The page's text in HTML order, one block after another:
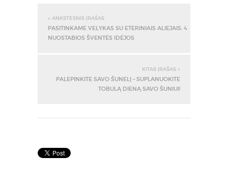
« ANKSTESNIS ĮRAŠAS
PASITINKAME VELYKAS SU ETERINIAIS ALIEJAIS: 4
NUOSTABIOS ŠVENTĖS IDĖJOS
KITAS ĮRAŠAS »
PALEPINKITE SAVO ŠUNELĮ – SUPLANUOKITE
TOBULĄ DIENĄ SAVO ŠUNIUI!